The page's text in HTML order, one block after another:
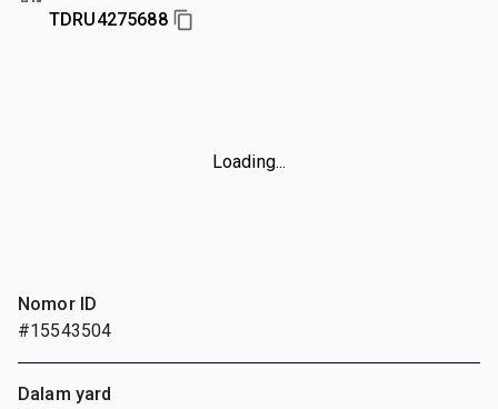
TDRU4275688
Loading...
Nomor ID
#15543504
Dalam yard